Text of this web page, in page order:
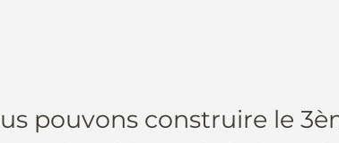
pouvons construire le